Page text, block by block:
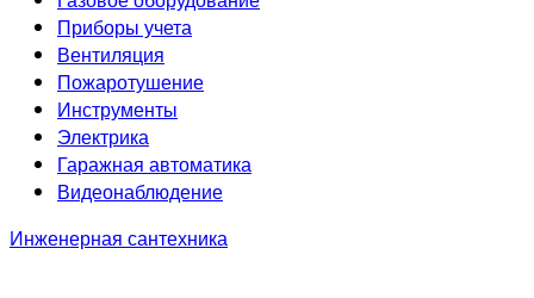
Приборы учета
Вентиляция
Пожаротушение
Инструменты
Электрика
Гаражная автоматика
Видеонаблюдение
Инженерная сантехника